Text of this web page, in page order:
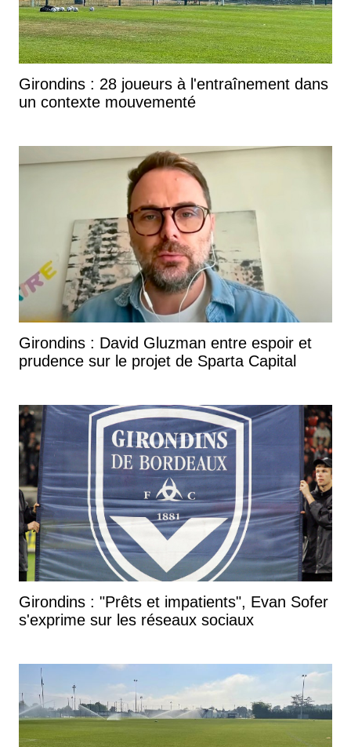
Girondins : 28 joueurs à l'entraînement dans
un contexte mouvementé
Girondins : David Gluzman entre espoir et
prudence sur le projet de Sparta Capital
Girondins : "Prêts et impatients", Evan Sofer
s'exprime sur les réseaux sociaux